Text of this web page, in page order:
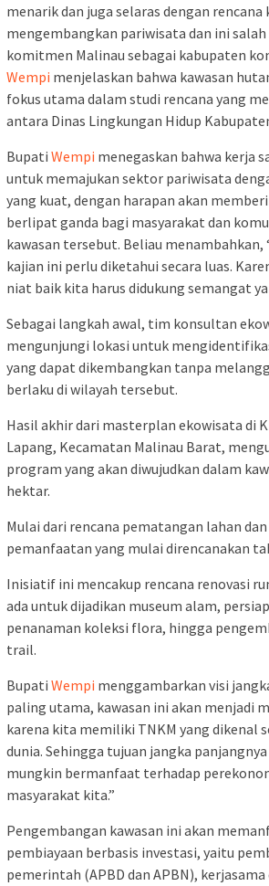
menarik dan juga selaras dengan
mengembangkan pariwisata dan ini salah
komitmen Malinau sebagai kabupaten
Wempi menjelaskan bahwa kawasan
fokus utama dalam studi rencana yang
antara Dinas Lingkungan Hidup
Bupati Wempi menegaskan bahwa kerja
untuk memajukan sektor pariwisata
yang kuat, dengan harapan akan
berlipat ganda bagi masyarakat dan
kawasan tersebut. Beliau menambahkan,
kajian ini perlu diketahui secara luas.
niat baik kita harus didukung semangat
Sebagai langkah awal, tim konsultan
mengunjungi lokasi untuk
yang dapat dikembangkan tanpa
berlaku di wilayah tersebut.
Hasil akhir dari masterplan ekowisata di
Lapang, Kecamatan Malinau Barat,
program yang akan diwujudkan dalam
hektar.
Mulai dari rencana pematangan lahan
pemanfaatan yang mulai direncanakan
Inisiatif ini mencakup rencana renovasi
ada untuk dijadikan museum alam,
penanaman koleksi flora, hingga
trail.
Bupati Wempi menggambarkan visi
paling utama, kawasan ini akan menjadi
karena kita memiliki TNKM yang dikenal
dunia. Sehingga tujuan jangka
mungkin bermanfaat terhadap
masyarakat kita.”
Pengembangan kawasan ini akan
pembiayaan berbasis investasi, yaitu
pemerintah (APBD dan APBN), kerjasama